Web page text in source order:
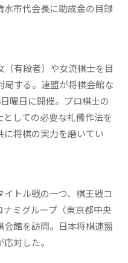
市代会長に助成金の目録
有段者）や女流棋士を目
局する。連盟が将棋会館な
曜日に開催。プロ棋士の
しての必要な礼儀作法を
将棋の実力を磨いてい
トル戦の一つ、棋王戦コ
ミグループ（東京都中央
館を訪問。日本将棋連盟
対した。